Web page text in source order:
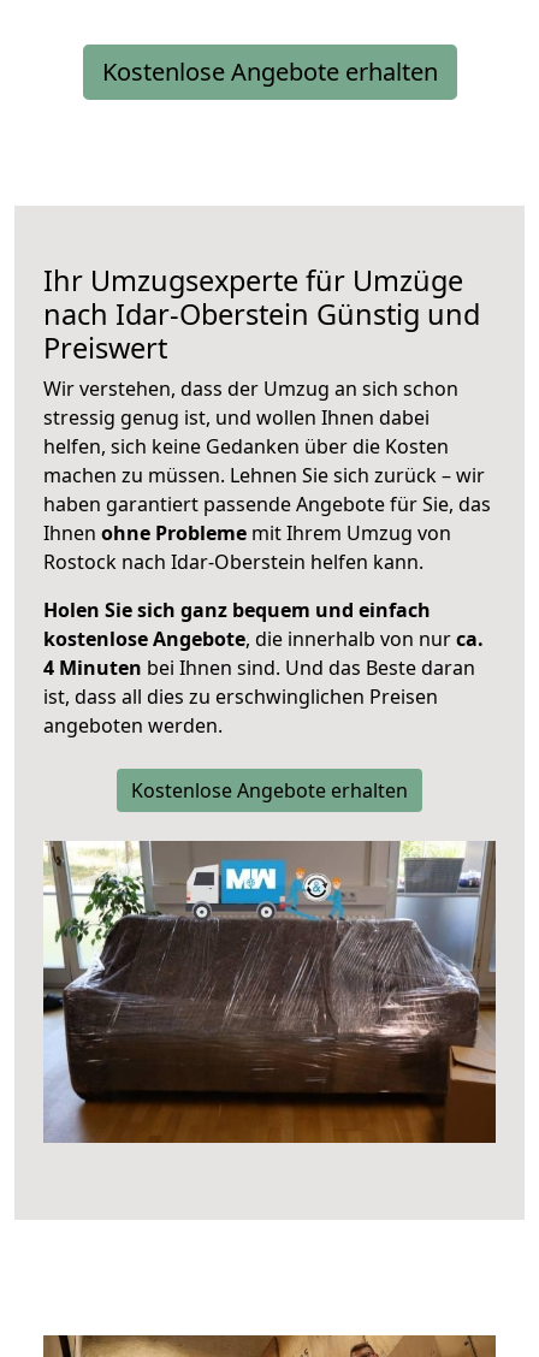
Kostenlose Angebote erhalten
Ihr Umzugsexperte für Umzüge
nach Idar-Oberstein Günstig und
Preiswert
Wir verstehen, dass der Umzug an sich schon
stressig genug ist, und wollen Ihnen dabei
helfen, sich keine Gedanken über die Kosten
machen zu müssen. Lehnen Sie sich zurück – wir
haben garantiert passende Angebote für Sie, das
Ihnen ohne Probleme mit Ihrem Umzug von
Rostock nach Idar-Oberstein helfen kann.
Holen Sie sich ganz bequem und einfach
kostenlose Angebote, die innerhalb von nurca.
4 Minuten bei Ihnen sind. Und das Beste daran
ist, dass all dies zu erschwinglichen Preisen
angeboten werden.
Kostenlose Angebote erhalten